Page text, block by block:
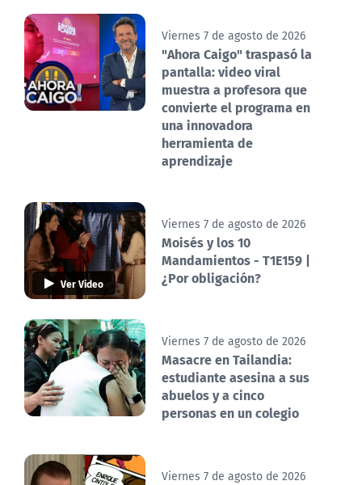
Viernes 7 de agosto de 2026
"Ahora Caigo" traspasó la
pantalla: video viral
muestra a profesora que
convierte el programa en
una innovadora
herramienta de
aprendizaje
Ver Video
Viernes 7 de agosto de 2026
Moisés y los 10
Mandamientos - T1E159 |
¿Por obligación?
Viernes 7 de agosto de 2026
Masacre en Tailandia:
estudiante asesina a sus
abuelos y a cinco
personas en un colegio
Viernes 7 de agosto de 2026